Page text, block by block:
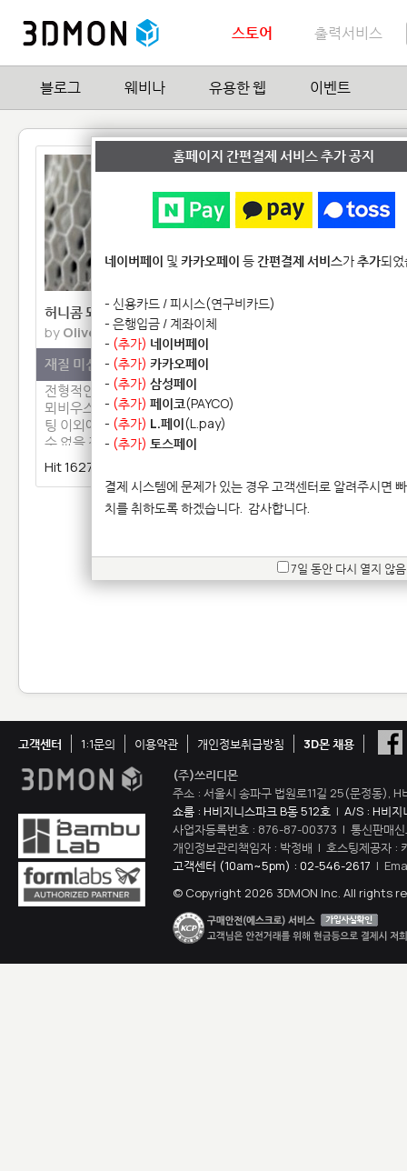
스토어 출력서비스
블로그 웨비나 유용한 웹 이벤트
허니콤 뫼비우스
byOliver
재질 미선택
전형적인 허니콤 구조를 적용한
뫼비우스 띠 작품입니다. 3D프린
팅 이외에는 실제형태로 제작할
수 없을 정도로 특이한 형태를 …
Hit 16272 |
고객센터 1:1문의 이용약관 개인정보취급방침
3D몬 채용
(주)쓰리디몬
주소 : 서울시 송파구 법원로11길 25(문정동),
쇼룸 : H비지니스파크 B동 512호 | A/S : H비지
사업자등록번호 : 876-87-00373 | 통신판매
개인정보관리책임자 : 박정배 | 호스팅제공자 :
고객센터 (10am~5pm) : 02-546-2617 |
© Copyright 2026 3DMON Inc. All rights
홈페이지 간편결제 서비스 추가 공지
네이버페이 및 카카오페이 등간편결제 서비스가추가되
- 신용카드 / 피시스(연구비카드)
- 은행입금 / 계좌이체
- (추가) 네이버페이
- (추가) 카카오페이
- (추가) 삼성페이
- (추가) 페이코(PAYCO)
- (추가) L.페이(L.pay)
- (추가) 토스페이
결제 시스템에 문제가 있는 경우 고객센터로 알려주시면
치를 취하도록 하겠습니다. 감사합니다.
7일 동안 다시 열지 않음